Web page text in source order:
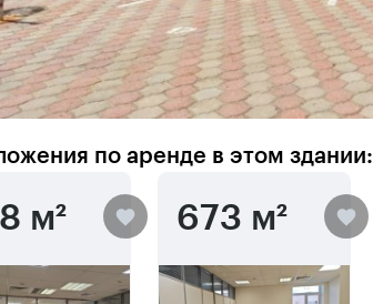
по аренде в этом здании:
м² 673 м²